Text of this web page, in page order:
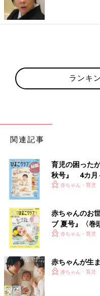
ランキ
関連記事
育児の困った
秋号』 4カ月
いっぱい！
赤ちゃん・育児
赤ちゃんのお
ブ 夏号』〈巻
く！ おっぱい
赤ちゃん・育児
赤ちゃんが生
赤ちゃん・育児